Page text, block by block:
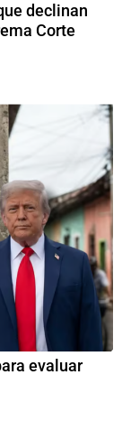
declinan
Corte
evaluar